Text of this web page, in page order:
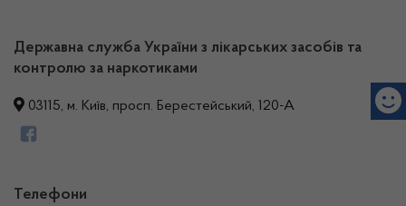
Державна служба України з лікарських засобів та
контролю за наркотиками
03115, м. Київ, просп. Берестейський, 120-А
Телефони